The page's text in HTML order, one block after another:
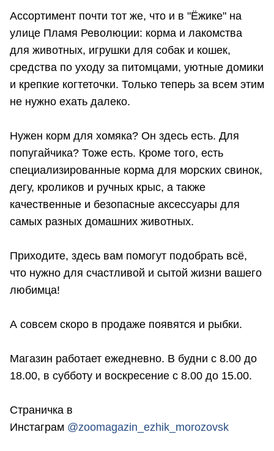
Ассортимент почти тот же, что и в "Ёжике" на
улице Пламя Революции: корма и лакомства
для животных, игрушки для собак и кошек,
средства по уходу за питомцами, уютные домики
и крепкие когтеточки. Только теперь за всем этим
не нужно ехать далеко.
Нужен корм для хомяка? Он здесь есть. Для
попугайчика? Тоже есть. Кроме того, есть
специализированные корма для морских свинок,
дегу, кроликов и ручных крыс, а также
качественные и безопасные аксессуары для
самых разных домашних животных.
Приходите, здесь вам помогут подобрать всё,
что нужно для счастливой и сытой жизни вашего
любимца!
А совсем скоро в продаже появятся и рыбки.
Магазин работает ежедневно. В будни с 8.00 до
18.00, в субботу и воскресение с 8.00 до 15.00.
Страничка в
Инстаграм @zoomagazin_ezhik_morozovsk